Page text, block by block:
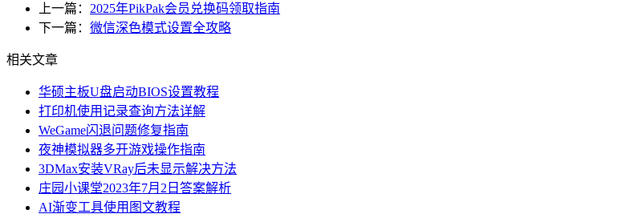
上一篇： 2025年PikPak会员兑换码领取指南
下一篇： 微信深色模式设置全攻略
相关文章
华硕主板U盘启动BIOS设置教程
打印机使用记录查询方法详解
WeGame闪退问题修复指南
夜神模拟器多开游戏操作指南
3DMax安装VRay后未显示解决方法
庄园小课堂2023年7月2日答案解析
AI渐变工具使用图文教程